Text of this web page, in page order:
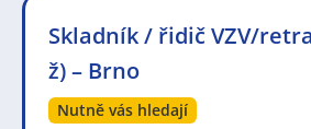
Skladník / řidič VZV/
ž) – Brno
Nutně vás hledají